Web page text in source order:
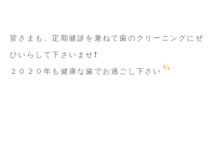
皆さまも、定期健診を兼ねて歯のクリーニングにぜ
ひいらして下さいませ❗️
２０２０年も健康な歯でお過ごし下さい